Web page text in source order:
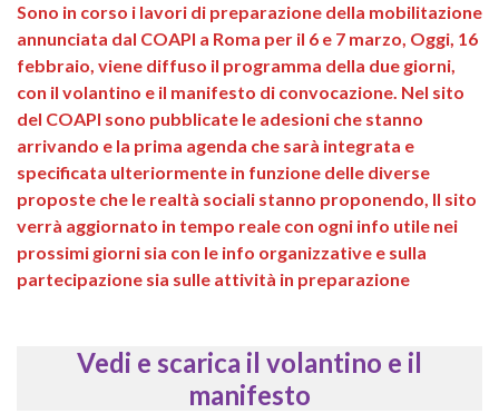
Sono in corso i lavori di preparazione della mobilitazione
annunciata dal COAPI a Roma per il 6 e 7 marzo, Oggi, 16
febbraio, viene diffuso il programma della due giorni,
con il volantino e il manifesto di convocazione. Nel sito
del COAPI sono pubblicate le adesioni che stanno
arrivando e la prima agenda che sarà integrata e
specificata ulteriormente in funzione delle diverse
proposte che le realtà sociali stanno proponendo, Il sito
verrà aggiornato in tempo reale con ogni info utile nei
prossimi giorni sia con le info organizzative e sulla
partecipazione sia sulle attività in preparazione
Vedi e scarica il volantino e il
manifesto